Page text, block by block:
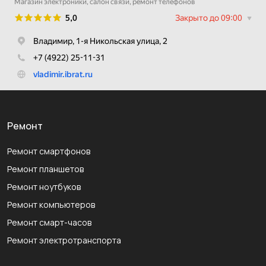
Ремонт
Ремонт смартфонов
Ремонт планшетов
Ремонт ноутбуков
Ремонт компьютеров
Ремонт смарт-часов
Ремонт электротранспорта